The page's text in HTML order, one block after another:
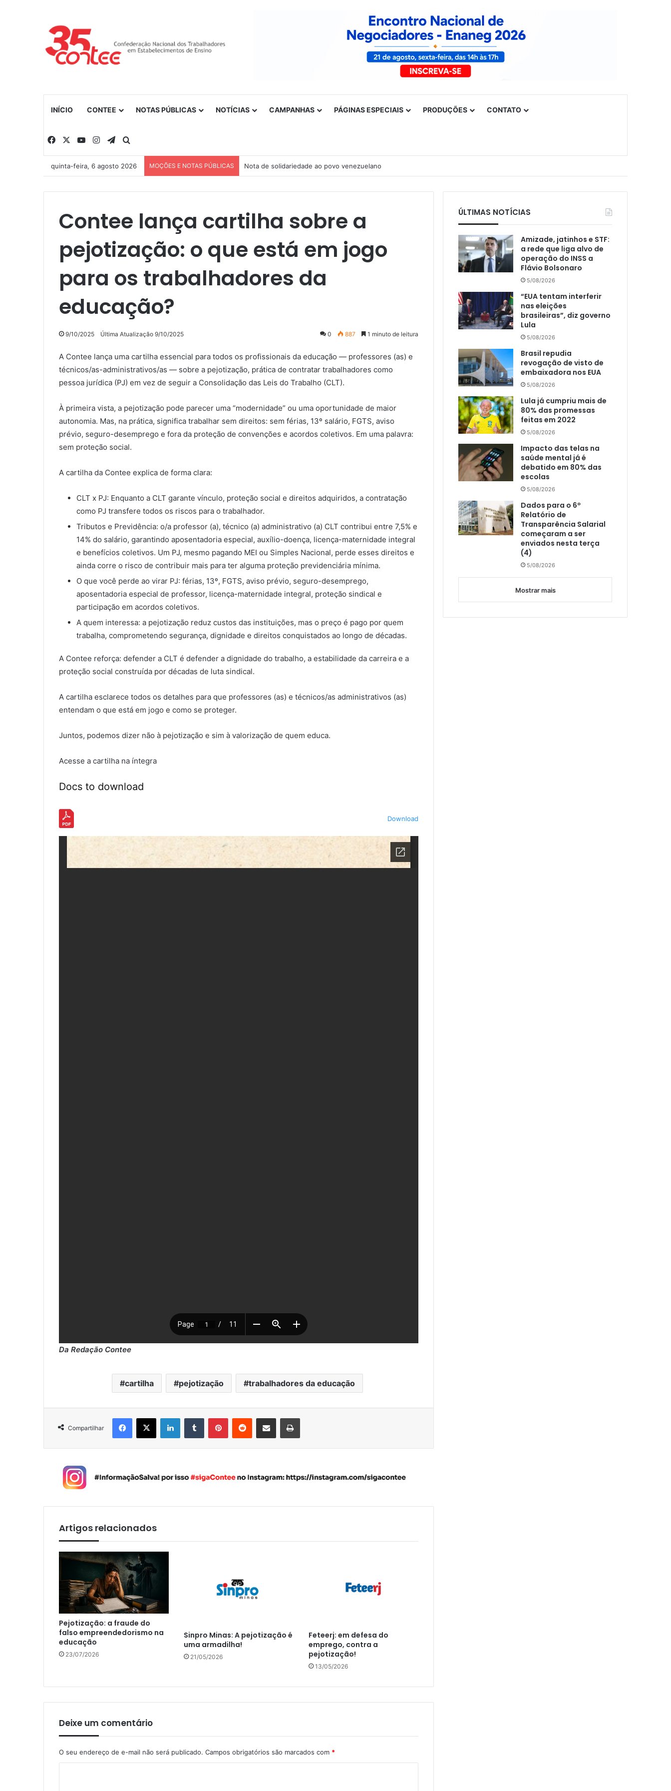
INÍCIO CONTEE NOTAS PÚBLICAS NOTÍCIAS CAMPANHAS PÁGINAS ESPECIAIS PRODUÇÕES CONTATO
Facebook YouTubeInstagramTelegram
quinta-feira, 6 agosto 2026 MOÇÕES E NOTAS PÚBLICAS Nota de solidariedade ao povo venezuelano
Contee lança cartilha sobre a
pejotização: o que está em jogo
para os trabalhadores da
educação?
9/10/2025 Última Atualização 9/10/2025 0 887 1 minuto de leitura
A Contee lança uma cartilha essencial para todos os profissionais da educação — professores (as) e
técnicos/as-administrativos/as — sobre a pejotização, prática de contratar trabalhadores como
pessoa jurídica (PJ) em vez de seguir a Consolidação das Leis do Trabalho (CLT).
À primeira vista, a pejotização pode parecer uma “modernidade” ou uma oportunidade de maior
autonomia. Mas, na prática, significa trabalhar sem direitos: sem férias, 13º salário, FGTS, aviso
prévio, seguro-desemprego e fora da proteção de convenções e acordos coletivos. Em uma palavra:
sem proteção social.
A cartilha da Contee explica de forma clara:
CLT x PJ: Enquanto a CLT garante vínculo, proteção social e direitos adquiridos, a contratação
como PJ transfere todos os riscos para o trabalhador.
Tributos e Previdência: o/a professor (a), técnico (a) administrativo (a) CLT contribui entre 7,5% e
14% do salário, garantindo aposentadoria especial, auxílio-doença, licença-maternidade integral
e benefícios coletivos. Um PJ, mesmo pagando MEI ou Simples Nacional, perde esses direitos e
ainda corre o risco de contribuir mais para ter alguma proteção previdenciária mínima.
O que você perde ao virar PJ: férias, 13º, FGTS, aviso prévio, seguro-desemprego,
aposentadoria especial de professor, licença-maternidade integral, proteção sindical e
participação em acordos coletivos.
A quem interessa: a pejotização reduz custos das instituições, mas o preço é pago por quem
trabalha, comprometendo segurança, dignidade e direitos conquistados ao longo de décadas.
A Contee reforça: defender a CLT é defender a dignidade do trabalho, a estabilidade da carreira e a
proteção social construída por décadas de luta sindical.
A cartilha esclarece todos os detalhes para que professores (as) e técnicos/as administrativos (as)
entendam o que está em jogo e como se proteger.
Juntos, podemos dizer não à pejotização e sim à valorização de quem educa.
Acesse a cartilha na íntegra
Docs to download
Download
Da Redação Contee
cartilha pejotização trabalhadores da educação
Compartilhar
Artigos relacionados
Pejotização: a fraude do
falso empreendedorismo na
educação
23/07/2026
Sinpro Minas: A pejotização é
uma armadilha!
21/05/2026
Feteerj: em defesa do
emprego, contra a
pejotização!
13/05/2026
Deixe um comentário
O seu endereço de e-mail não será publicado. Campos obrigatórios são marcados com *
ÚLTIMAS NOTÍCIAS
Amizade, jatinhos e STF:
a rede que liga alvo de
operação do INSS a
Flávio Bolsonaro
5/08/2026
“EUA tentam interferir
nas eleições
brasileiras”, diz governo
Lula
5/08/2026
Brasil repudia
revogação de visto de
embaixadora nos EUA
5/08/2026
Lula já cumpriu mais de
80% das promessas
feitas em 2022
5/08/2026
Impacto das telas na
saúde mental já é
debatido em 80% das
escolas
5/08/2026
Dados para o 6º
Relatório de
Transparência Salarial
começaram a ser
enviados nesta terça
(4)
5/08/2026
Mostrar mais